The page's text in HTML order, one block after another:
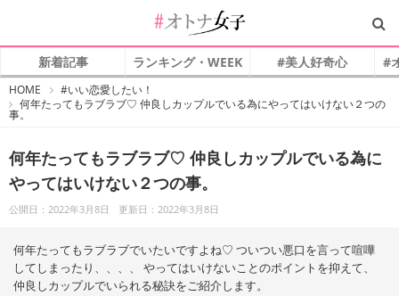
新着記事 ランキング・WEEK #美人好奇心 #
HOME
オ
ト
#いい恋愛したい！
何年たってもラブラブ♡ 仲良しカップルでいる為にやってはいけない２つの
事。
何年たってもラブラブ♡ 仲良しカップルでいる為に
やってはいけない２つの事。
公開日：2022年3月8日 更新日：2022年3月8日
何年たってもラブラブでいたいですよね♡ ついつい悪口を言って喧嘩
してしまったり、、、、 やってはいけないことのポイントを抑えて、
仲良しカップルでいられる秘訣をご紹介します。